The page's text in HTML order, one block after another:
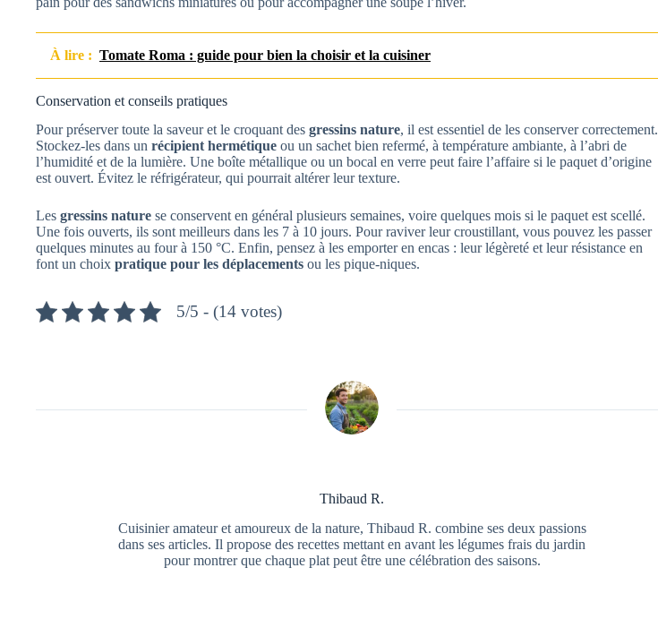
À lire : Tomate Roma : guide pour bien la choisir et la cuisiner
Conservation et conseils pratiques
Pour préserver toute la saveur et le croquant des gressins nature, il est essentiel de les conserver correctement.
Stockez-les dans un récipient hermétique ou un sachet bien refermé, à température ambiante, à l’abri de
l’humidité et de la lumière. Une boîte métallique ou un bocal en verre peut faire l’affaire si le paquet d’origine
est ouvert. Évitez le réfrigérateur, qui pourrait altérer leur texture.
Les gressins nature se conservent en général plusieurs semaines, voire quelques mois si le paquet est scellé.
Une fois ouverts, ils sont meilleurs dans les 7 à 10 jours. Pour raviver leur croustillant, vous pouvez les passer
quelques minutes au four à 150 °C. Enfin, pensez à les emporter en encas : leur légèreté et leur résistance en
font un choix pratique pour les déplacements ou les pique-niques.
5/5 - (14 votes)
Thibaud R.
Cuisinier amateur et amoureux de la nature, Thibaud R. combine ses deux passions
dans ses articles. Il propose des recettes mettant en avant les légumes frais du jardin
pour montrer que chaque plat peut être une célébration des saisons.